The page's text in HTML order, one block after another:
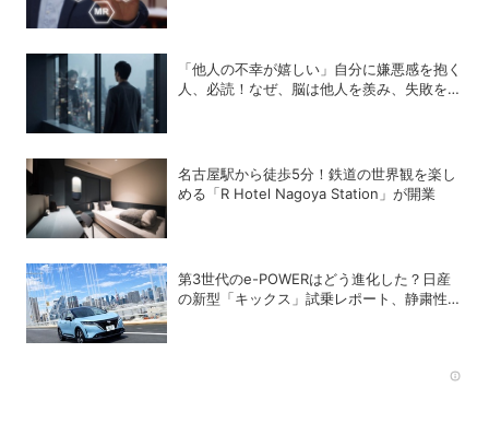
「他人の不幸が嬉しい」自分に嫌悪感を抱く
人、必読！なぜ、脳は他人を羨み、失敗を喜
名古屋駅から徒歩5分！鉄道の世界観を楽し
める「R Hotel Nagoya Station」が開業
第3世代のe-POWERはどう進化した？日産
の新型「キックス」試乗レポート、静粛性・